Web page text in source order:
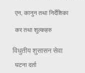
एन, कानुन तथा निर्देशिका
कर तथा शुल्कहरु
विधुतीय शुसासन सेवा
घटना दर्ता